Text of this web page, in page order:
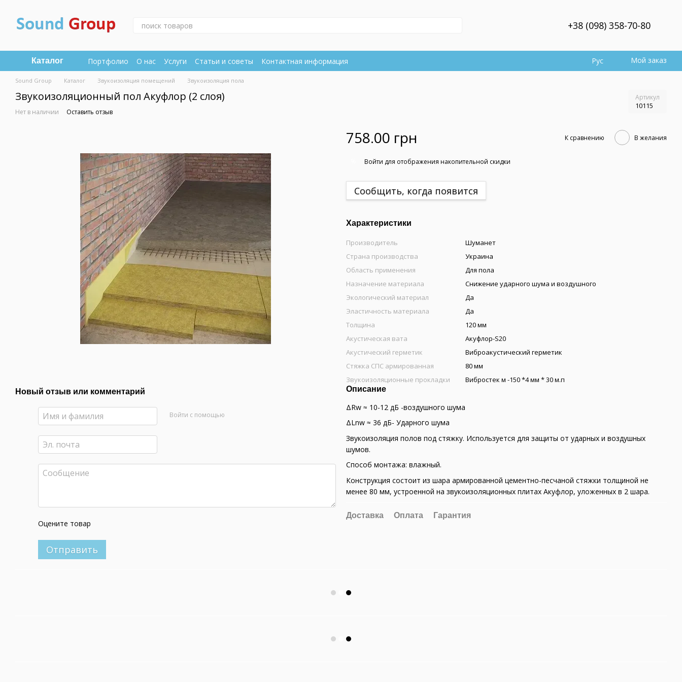
+38 (098) 358-70-80
Каталог Портфолио О нас Услуги Статьи и советы Контактная информация Рус Мой заказ
Sound Group Каталог Звукоизоляция помещений Звукоизоляция пола
Звукоизоляционный пол Акуфлор (2 слоя) Артикул
10115
Нет в наличии Оставить отзыв
Новый отзыв или комментарий
Войти с помощью
Оцените товар
Отправить
758.00 грн К сравнению В желания
Войти для отображения накопительной скидки
Сообщить, когда появится
Характеристики
Производитель
Шуманет
Страна производства
Украина
Область применения
Для пола
Назначение материала
Снижение ударного шума и воздушного
Экологический материал
Да
Эластичность материала
Да
Толщина
120 мм
Акустическая вата
Акуфлор-S20
Акустический герметик
Виброакустический герметик
Стяжка СПС армированная
80 мм
Звукоизоляционные прокладки
Вибростек м -150 *4 мм * 30 м.п
Описание
ΔRw ≈ 10-12 дБ -воздушного шума
ΔLnw ≈ 36 дБ- Ударного шума
Звукоизоляция полов под стяжку. Используется для защиты от ударных и воздушных
шумов.
Способ монтажа: влажный.
Конструкция состоит из шара армированной цементно-песчаной стяжки толщиной не
менее 80 мм, устроенной на звукоизоляционных плитах Акуфлор, уложенных в 2 шара.
Доставка Оплата Гарантия